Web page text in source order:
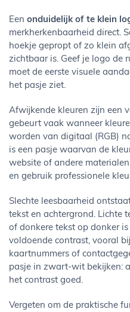
Een onduidelijk of te klein
merkherkenbaarheid direct.
hoekje gepropt of zo klein
zichtbaar is. Geef je logo de
moet de eerste visuele
het pasje ziet.
Afwijkende kleuren zijn een
gebeurt vaak wanneer
worden van digitaal (RGB)
is een pasje waarvan de
website of andere
en gebruik professionele
Slechte leesbaarheid
tekst en achtergrond. Lichte
of donkere tekst op donker
voldoende contrast, vooral
kaartnummers of
pasje in zwart-wit bekijken:
het contrast goed.
Vergeten om de praktische